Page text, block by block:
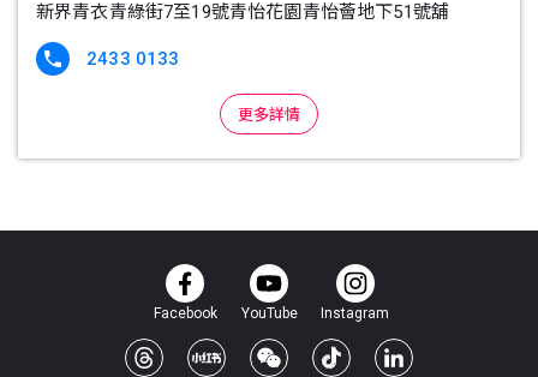
新界青衣青綠街7至19號青怡花園青怡薈地下51號舖
 2433 0133
更多詳情
Facebook YouTube Instagram